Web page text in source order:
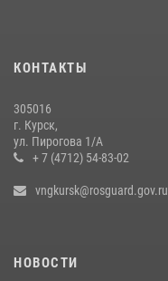
09 июля 2026, 11:04
КОНТАКТЫ
305016
г. Курск,
ул. Пирогова 1/А
+ 7 (4712) 54-83-02
vngkursk@rosguard.gov.ru
НОВОСТИ